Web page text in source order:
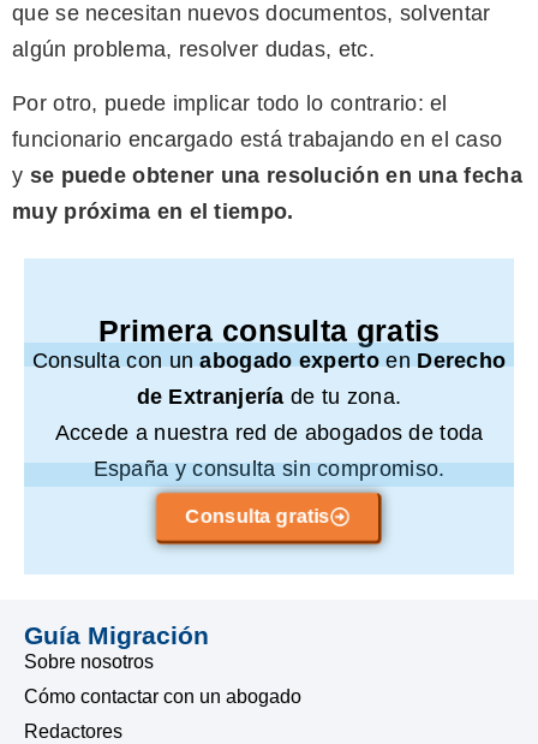
que se necesitan nuevos documentos, solventar
algún problema, resolver dudas, etc.
Por otro, puede implicar todo lo contrario: el
funcionario encargado está trabajando en el caso
y se puede obtener una resolución en una fecha
muy próxima en el tiempo.
Primera consulta gratis
Consulta con unabogado expertoenDerecho
de Extranjeríade tu zona.
Accede a nuestra red de abogados de toda
España y consulta sin compromiso.
Consulta gratis
Guía Migración
Sobre nosotros
Cómo contactar con un abogado
Redactores